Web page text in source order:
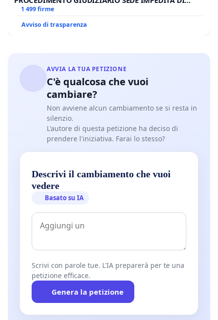
BENEDETTO XVI
1 499 firme
Avviso di trasparenza
AVVIA LA TUA PETIZIONE
C'è qualcosa che vuoi
cambiare?
Non avviene alcun cambiamento se si resta in
silenzio.
L'autore di questa petizione ha deciso di
prendere l'iniziativa. Farai lo stesso?
Descrivi il cambiamento che vuoi
vedere
Basato su IA
Scrivi con parole tue. L'IA preparerà per te una
petizione efficace.
Genera la petizione